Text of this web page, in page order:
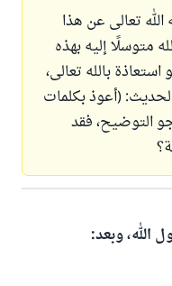
تعالى عن هذا
متوسلًا إليه بهذه
بالله تعالى،
(أعوذ بكلمات
التوضيح، فقد
الله، وبعد: